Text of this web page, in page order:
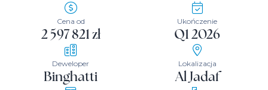
Cena od
2 597 821 zł
Ukończenie
Q1 2026
Deweloper
Binghatti
Lokalizacja
Al Jadaf